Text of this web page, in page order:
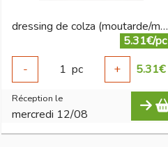
dressing de colza (moutarde/miel)
5.31€/pc
-
1 pc + 5.31€
Réception le
mercredi 12/08